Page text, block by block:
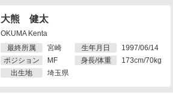
大熊 健太
OKUMA Kenta
最終所属
宮崎
ポジション
MF
出生地
埼玉県
生年月日
1997/06/14
身長/体重
173cm/70kg